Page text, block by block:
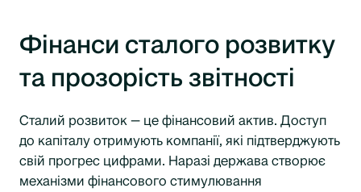
Фінанси сталого розвитку
та прозорість звітності
Сталий розвиток — це фінансовий актив. Доступ
до капіталу отримують компанії, які підтверджують
свій прогрес цифрами. Наразі держава створює
механізми фінансового стимулювання